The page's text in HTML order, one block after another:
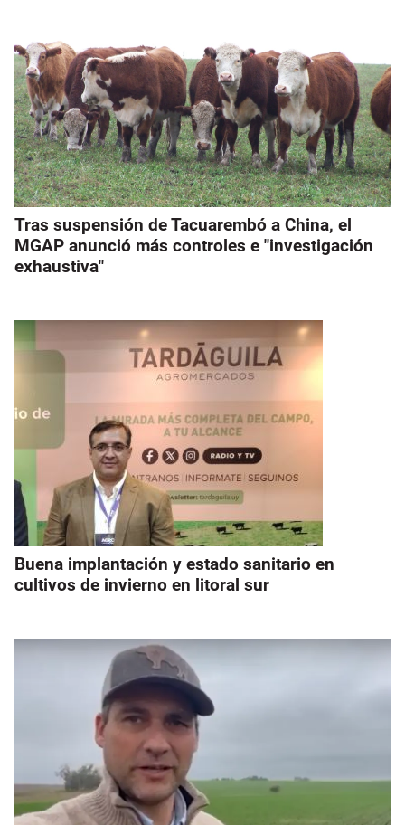
Tras suspensión de Tacuarembó a China, el
MGAP anunció más controles e "investigación
exhaustiva"
Buena implantación y estado sanitario en
cultivos de invierno en litoral sur